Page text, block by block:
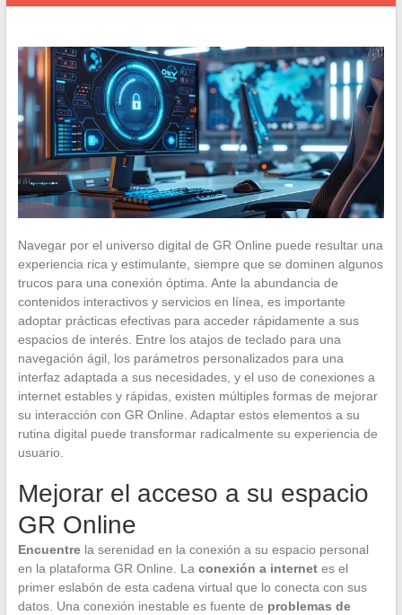
Navegar por el universo digital de GR Online puede resultar una
experiencia rica y estimulante, siempre que se dominen algunos
trucos para una conexión óptima. Ante la abundancia de
contenidos interactivos y servicios en línea, es importante
adoptar prácticas efectivas para acceder rápidamente a sus
espacios de interés. Entre los atajos de teclado para una
navegación ágil, los parámetros personalizados para una
interfaz adaptada a sus necesidades, y el uso de conexiones a
internet estables y rápidas, existen múltiples formas de mejorar
su interacción con GR Online. Adaptar estos elementos a su
rutina digital puede transformar radicalmente su experiencia de
usuario.
Mejorar el acceso a su espacio
GR Online
Encuentrela serenidad en la conexión a su espacio personal
en la plataforma GR Online. La conexión a internetes el
primer eslabón de esta cadena virtual que lo conecta con sus
datos. Una conexión inestable es fuente de problemas de